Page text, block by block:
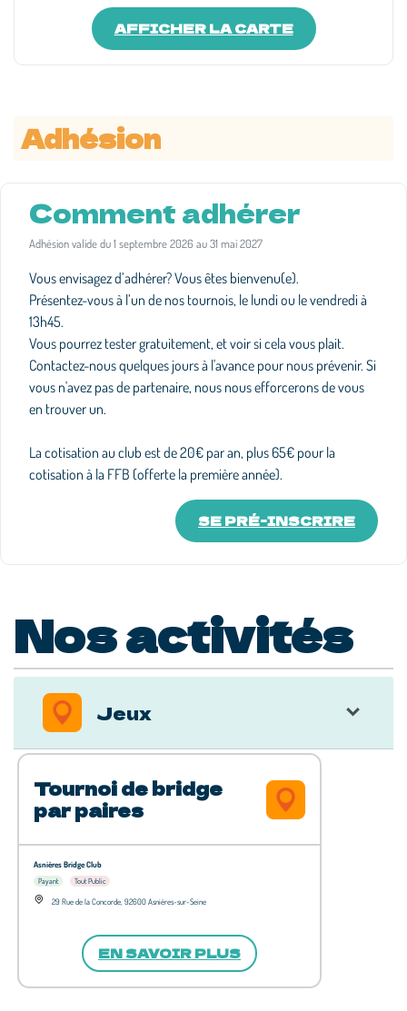
AFFICHER LA CARTE
Adhésion
Comment adhérer
Adhésion valide du 1 septembre 2026 au 31 mai 2027
Vous envisagez d’adhérer? Vous êtes bienvenu(e).
Présentez-vous à l’un de nos tournois, le lundi ou le vendredi à
13h45.
Vous pourrez tester gratuitement, et voir si cela vous plait.
Contactez-nous quelques jours à l'avance pour nous prévenir. Si
vous n'avez pas de partenaire, nous nous efforcerons de vous
en trouver un.
La cotisation au club est de 20€ par an, plus 65€ pour la
cotisation à la FFB (offerte la première année).
SE PRÉ-INSCRIRE
Nos activités
Jeux
Tournoi de bridge
par paires
Asnières Bridge Club
Payant
Tout Public
29 Rue de la Concorde, 92600 Asnières-sur-Seine
EN SAVOIR PLUS